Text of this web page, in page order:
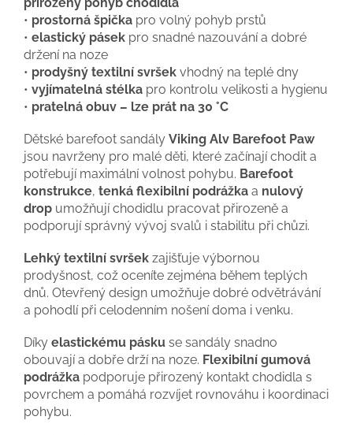
• prostorná špička pro volný pohyb prstů
• elastický pásek pro snadné nazouvání a dobré
držení na noze
• prodyšný textilní svršek vhodný na teplé dny
• vyjímatelná stélka pro kontrolu velikosti a hygienu
• pratelná obuv – lze prát na 30 °C
Dětské barefoot sandály Viking Alv Barefoot Paw
jsou navrženy pro malé děti, které začínají chodit a
potřebují maximální volnost pohybu. Barefoot
konstrukce, tenká flexibilní podrážka a nulový
drop umožňují chodidlu pracovat přirozeně a
podporují správný vývoj svalů i stabilitu při chůzi.
Lehký textilní svršek zajišťuje výbornou
prodyšnost, což oceníte zejména během teplých
dnů. Otevřený design umožňuje dobré odvětrávání
a pohodlí při celodenním nošení doma i venku.
Díky elastickému pásku se sandály snadno
obouvají a dobře drží na noze. Flexibilní gumová
podrážka podporuje přirozený kontakt chodidla s
povrchem a pomáhá rozvíjet rovnováhu i koordinaci
pohybu.